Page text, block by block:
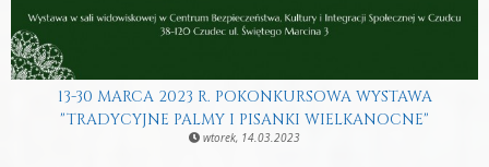
13-30 MARCA 2023 R. POKONKURSOWA WYSTAWA
"TRADYCYJNE PALMY I PISANKI WIELKANOCNE"
wtorek, 14.03.2023